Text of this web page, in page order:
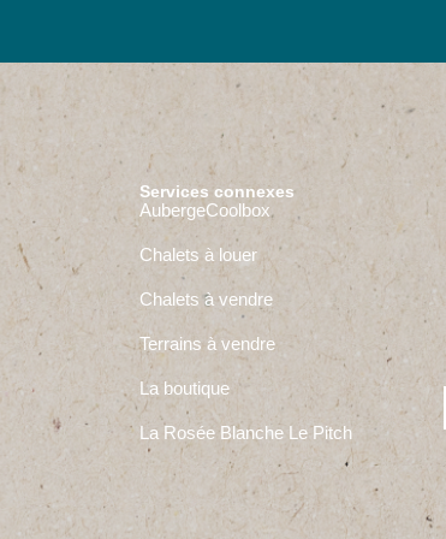
Services connexes
AubergeCoolbox
Chalets à louer
Chalets à vendre
Terrains à vendre
La boutique
La Rosée Blanche Le Pitch